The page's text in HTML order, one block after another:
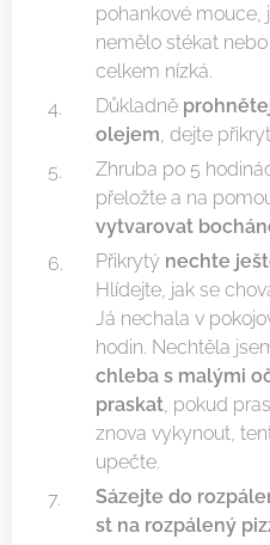
pohankové mouce,
nemělo stékat
celkem nízká.
Důkladně
olejem, dejte
Zhruba po 5
přeložte a na
vytvarovat
Přikrytý nechte
Hlídejte, jak se
Já nechala v
hodin. Nechtěla
chleba s malými
praskat, pokud
znova vykynout,
upečte.
Sázejte do
st na rozpálený